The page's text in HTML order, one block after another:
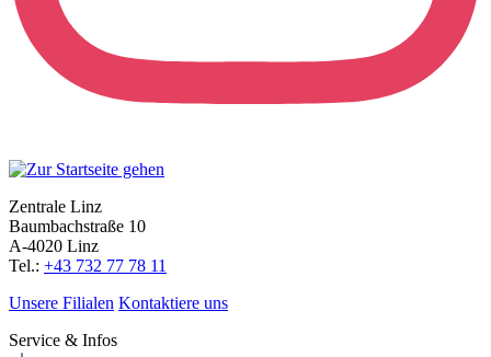
Zentrale Linz
Baumbachstraße 10
A-4020 Linz
Tel.: +43 732 77 78 11
Unsere Filialen Kontaktiere uns
Service & Infos